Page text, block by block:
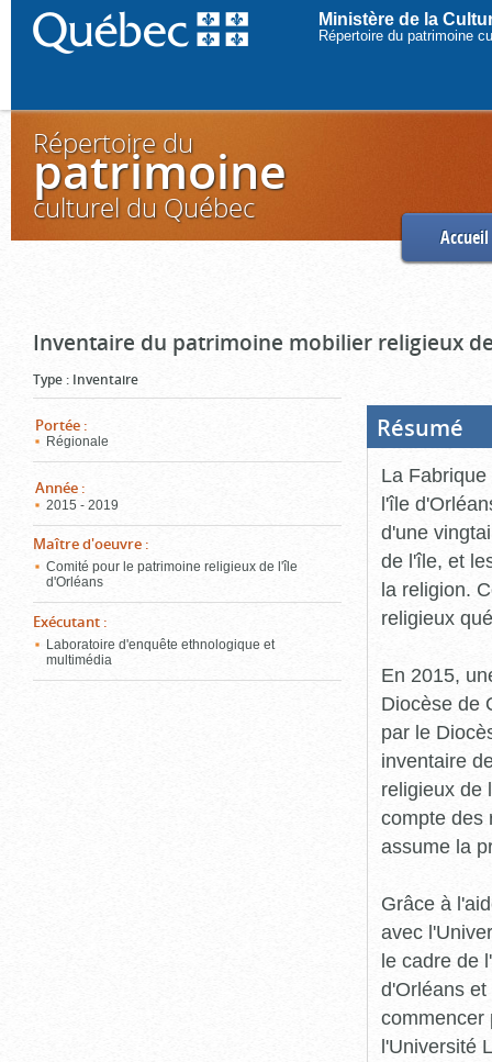
Ministère de la
Répertoire du patrimoine
Répertoire du
patrimoine
culturel du Québec
Accueil
Inventaire du patrimoine mobilier religieux
Type : Inventaire
Portée :
Régionale
Année :
2015 - 2019
Maître d'oeuvre :
Comité pour le patrimoine religieux de l'île
d'Orléans
Exécutant :
Laboratoire d'enquête ethnologique et
multimédia
Résumé
La
l'île
d'une
de l'île, et
la religion.
religieux
En 2015,
Diocèse de
par le
inventaire
religieux de
compte des
assume la
Grâce à
avec
le cadre de
d'Orléans
commencer
l'Université